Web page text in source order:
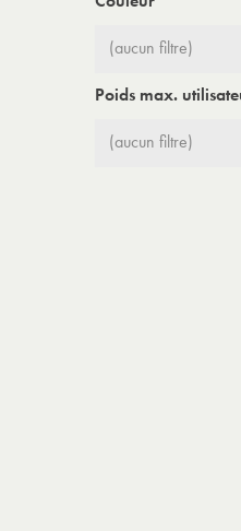
(aucun filtre)
Poids max.
(aucun filtre)